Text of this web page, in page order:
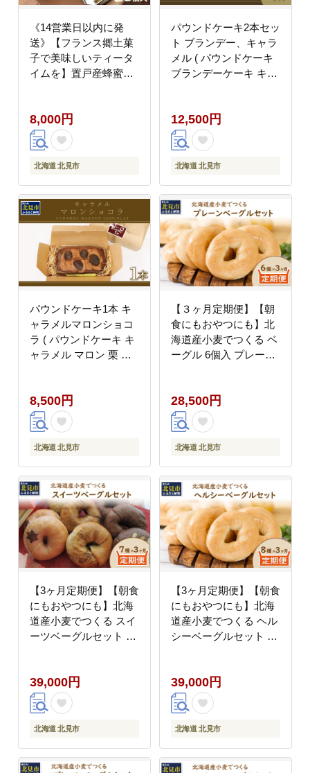
《14営業日以内に発
送》【フランス郷土菓
子で美味しいティータ
イムを】置戸産蜂蜜の
ス料理 マカロン 蜂蜜
はちみつ ハチミツ スイ
ーツ )【140-0058】
8,000円
北海道 北見市
パウンドケーキ2本セッ
ト ブランデー、キャラ
メル ( パウンドケーキ
ブランデーケーキ キャ
ーキ 贈答 贈り物 プレ
ゼント )【060-0023】
12,500円
北海道 北見市
パウンドケーキ1本 キ
ャラメルマロンショコ
ラ ( パウンドケーキ キ
ャラメル マロン 栗 シ
贈答 プレゼント ダック
ワーズ 贅沢 )【060-
0021】
8,500円
北海道 北見市
【３ヶ月定期便】【朝
食にもおやつにも】北
海道産小麦でつくる ベ
ーグル 6個入 プレーン
食 おやつ 満腹感 プレ
ーン )【999-0258】
28,500円
北海道 北見市
【3ヶ月定期便】【朝食
にもおやつにも】北海
道産小麦でつくる スイ
ーツベーグルセット 7
ツ Ｗチョコ 抹茶 ベリ
ー )【999-0219】
39,000円
北海道 北見市
【3ヶ月定期便】【朝食
にもおやつにも】北海
道産小麦でつくる ヘル
シーベーグルセット 8
おやつ 満腹感 パン モ
チモチ )【999-0218】
39,000円
北海道 北見市